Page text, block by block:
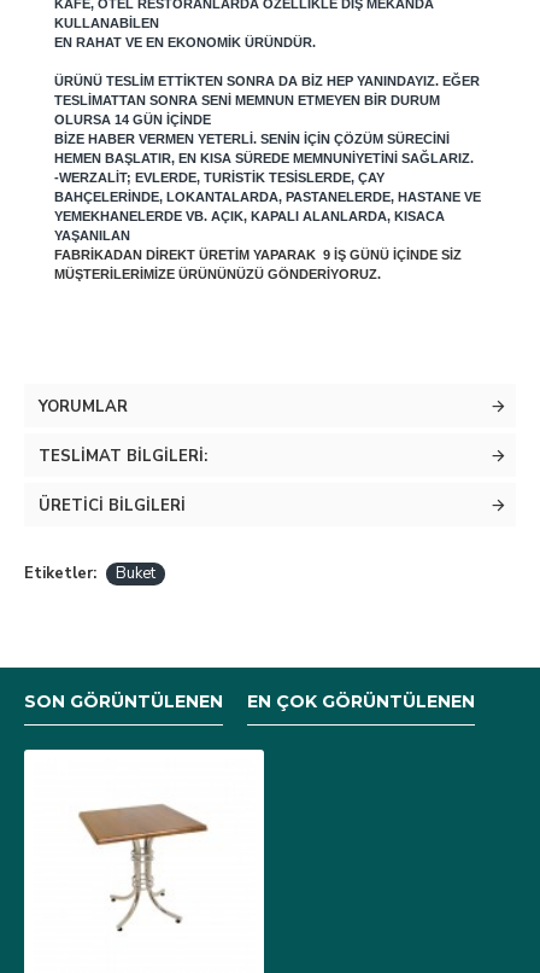
KAFE, OTEL RESTORANLARDA ÖZELLIKLE DIŞ MEKANDA
KULLANABILEN
EN RAHAT VE EN EKONOMIK ÜRÜNDÜR.
ÜRÜNÜ TESLIM ETTIKTEN SONRA DA BIZ HEP YANINDAYIZ. EĞER
TESLIMATTAN SONRA SENI MEMNUN ETMEYEN BIR DURUM
OLURSA 14 GÜN IÇINDE
BIZE HABER VERMEN YETERLI. SENIN IÇIN ÇÖZÜM SÜRECINI
HEMEN BAŞLATIR, EN KISA SÜREDE MEMNUNIYETINI SAĞLARIZ.
-WERZALIT; EVLERDE, TURISTIK TESISLERDE, ÇAY
BAHÇELERINDE, LOKANTALARDA, PASTANELERDE, HASTANE VE
YEMEKHANELERDE VB. AÇIK, KAPALI ALANLARDA, KISACA
YAŞANILAN
FABRIKADAN DIREKT ÜRETIM YAPARAK 9 IŞ GÜNÜ IÇINDE SIZ
MÜŞTERILERIMIZE ÜRÜNÜNÜZÜ GÖNDERIYORUZ.
YORUMLAR
TESLIMAT BILGILERI:
ÜRETICI BILGILERI
Etiketler: Buket
SON GÖRÜNTÜLENEN EN ÇOK GÖRÜNTÜLENEN